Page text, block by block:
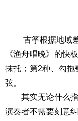
古筝根据地域
《渔舟唱晚》的快
抹托；第2种、勾拖
弦。
其实无论什么指
演奏者不需要刻意